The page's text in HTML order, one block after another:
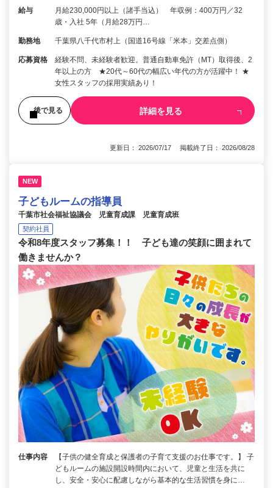
給与
月給230,000円以上（諸手当込） 年収例：400万円／32
歳・入社 5年（月給28万円…
勤務地 千葉県八千代市村上（国道16号線「米本」交差点側）
応募資格
経験不問、未経験者歓迎。普通自動車免許（MT）取得後、2
年以上の方 ★20代～60代の幅広い年代の方が活躍中！ ★
女性スタッフの採用実績あり！
後で見る 詳細を見る
更新日： 2026/07/17 掲載終了日： 2026/08/28
NEW
子どもルームの指導員
千葉市社会福祉協議会 児童育成課 児童育成班
契約社員
令和8年度スタッフ募集！！ 子ども達の笑顔に囲まれて
働きませんか？
仕事内容
【子供の健全育成と保護者の子育て支援のお仕事です。】 子
どもルームの施設開設時間内において、児童と生活を共に
し、安全・安心に配慮しながら基本的な生活習慣を身に…